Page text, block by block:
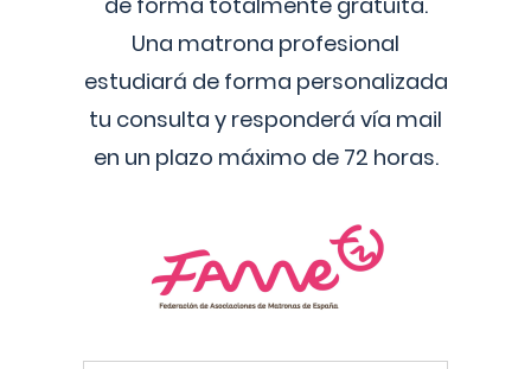
Una matrona profesional
estudiará de forma personalizada
tu consulta y responderá vía mail
en un plazo máximo de 72 horas.